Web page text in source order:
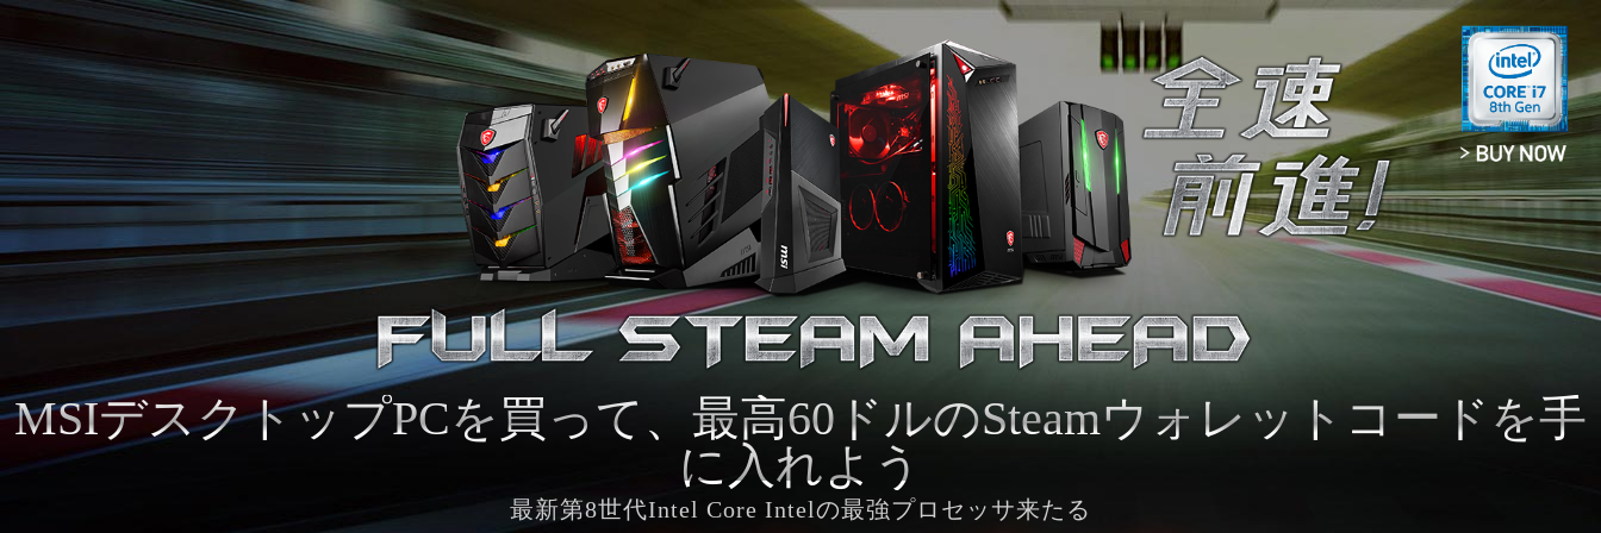
MSIデスクトップPCを買って、最高60ドルのSteamウォレットコードを手
に入れよう
最新第8世代Intel Core Intelの最強プロセッサ来たる